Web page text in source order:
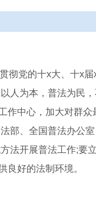
党的十x大、十x届
人为本，普法为民
中心，加大对群
部、全国普法办公
法开展普法工作;要
良好的法制环境。